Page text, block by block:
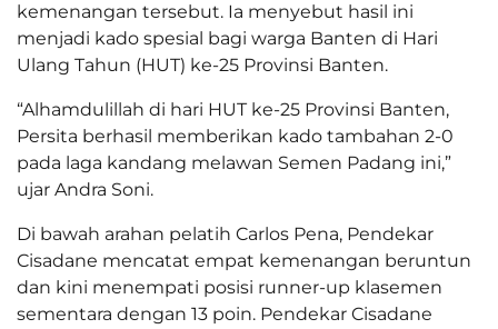
kemenangan tersebut. Ia menyebut hasil ini
menjadi kado spesial bagi warga Banten di Hari
Ulang Tahun (HUT) ke-25 Provinsi Banten.
“Alhamdulillah di hari HUT ke-25 Provinsi Banten,
Persita berhasil memberikan kado tambahan 2-0
pada laga kandang melawan Semen Padang ini,”
ujar Andra Soni.
Di bawah arahan pelatih Carlos Pena, Pendekar
Cisadane mencatat empat kemenangan beruntun
dan kini menempati posisi runner-up klasemen
sementara dengan 13 poin. Pendekar Cisadane